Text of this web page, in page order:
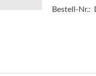
Bestell-Nr.: